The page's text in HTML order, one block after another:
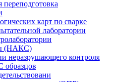
карт по сварке
лаборатории
(НАКС)
неразрушающего контроля
образцов